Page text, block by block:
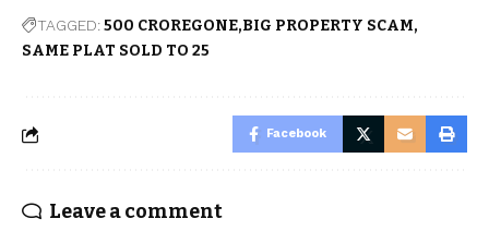
TAGGED:500 CROREGONE BIG PROPERTY SCAM
SAME PLAT SOLD TO 25
Facebook
Leave a comment